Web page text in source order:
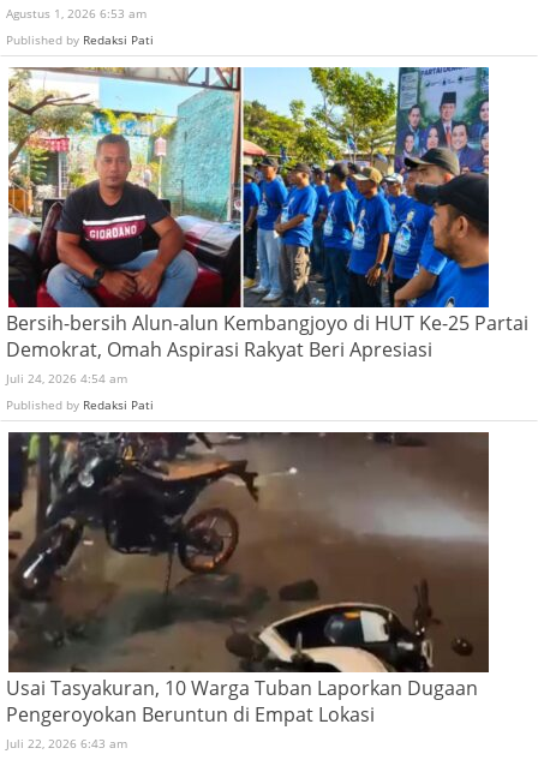
Agustus 1, 2026 6:53 am
Published by Redaksi Pati
Bersih-bersih Alun-alun Kembangjoyo di HUT Ke-25 Partai
Demokrat, Omah Aspirasi Rakyat Beri Apresiasi
Juli 24, 2026 4:54 am
Published by Redaksi Pati
Usai Tasyakuran, 10 Warga Tuban Laporkan Dugaan
Pengeroyokan Beruntun di Empat Lokasi
Juli 22, 2026 6:43 am